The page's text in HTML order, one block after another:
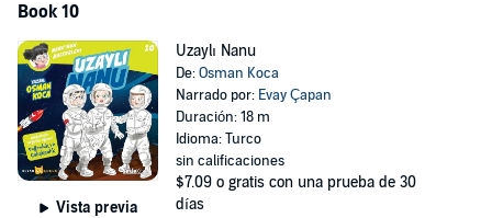
Book 10
Vista previa
Uzaylı Nanu
De:Osman Koca
Narrado por: Evay Çapan
Duración: 18 m
Idioma: Turco
sin calificaciones
$7.09 o gratis con una prueba de 30
días